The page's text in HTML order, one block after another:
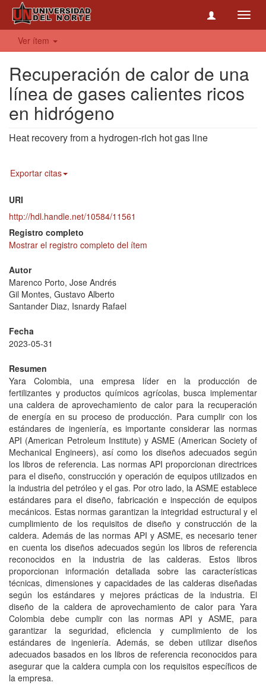
Ver ítem
Recuperación de calor de una
línea de gases calientes ricos
en hidrógeno
Heat recovery from a hydrogen-rich hot gas line
Exportar citas
URI
http://hdl.handle.net/10584/11561
Registro completo
Mostrar el registro completo del ítem
Autor
Marenco Porto, Jose Andrés
Gil Montes, Gustavo Alberto
Santander Diaz, Isnardy Rafael
Fecha
2023-05-31
Resumen
Yara Colombia, una empresa líder en la producción de
fertilizantes y productos químicos agrícolas, busca implementar
una caldera de aprovechamiento de calor para la recuperación
de energía en su proceso de producción. Para cumplir con los
estándares de ingeniería, es importante considerar las normas
API (American Petroleum Institute) y ASME (American Society of
Mechanical Engineers), así como los diseños adecuados según
los libros de referencia. Las normas API proporcionan directrices
para el diseño, construcción y operación de equipos utilizados en
la industria del petróleo y el gas. Por otro lado, la ASME establece
estándares para el diseño, fabricación e inspección de equipos
mecánicos. Estas normas garantizan la integridad estructural y el
cumplimiento de los requisitos de diseño y construcción de la
caldera. Además de las normas API y ASME, es necesario tener
en cuenta los diseños adecuados según los libros de referencia
reconocidos en la industria de las calderas. Estos libros
proporcionan información detallada sobre las características
técnicas, dimensiones y capacidades de las calderas diseñadas
según los estándares y mejores prácticas de la industria. El
diseño de la caldera de aprovechamiento de calor para Yara
Colombia debe cumplir con las normas API y ASME, para
garantizar la seguridad, eficiencia y cumplimiento de los
estándares de ingeniería. Además, se deben utilizar diseños
adecuados basados en los libros de referencia reconocidos para
asegurar que la caldera cumpla con los requisitos específicos de
la empresa.